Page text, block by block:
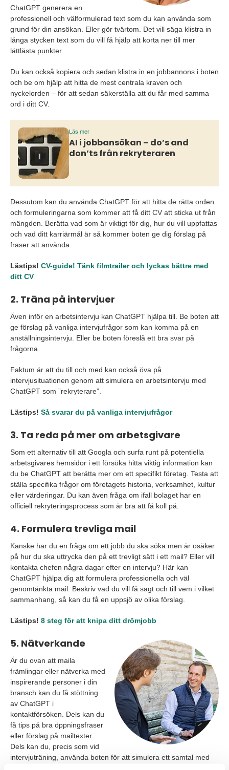
ChatGPT generera en
professionell och välformulerad text som du kan använda som
grund för din ansökan. Eller gör tvärtom. Det vill säga klistra in
långa stycken text som du vill få hjälp att korta ner till mer
lättlästa punkter.
Du kan också kopiera och sedan klistra in en jobbannons i boten
och be om hjälp att hitta de mest centrala kraven och
nyckelorden – för att sedan säkerställa att du får med samma
ord i ditt CV.
Läs mer
AI i jobbansökan – do’s and
don’ts från rekryteraren
Dessutom kan du använda ChatGPT för att hitta de rätta orden
och formuleringarna som kommer att få ditt CV att sticka ut från
mängden. Berätta vad som är viktigt för dig, hur du vill uppfattas
och vad ditt karriärmål är så kommer boten ge dig förslag på
fraser att använda.
Lästips! CV-guide! Tänk filmtrailer och lyckas bättre med
ditt CV
2. Träna på intervjuer
Även inför en arbetsintervju kan ChatGPT hjälpa till. Be boten att
ge förslag på vanliga intervjufrågor som kan komma på en
anställningsintervju. Eller be boten föreslå ett bra svar på
frågorna.
Faktum är att du till och med kan också öva på
intervjusituationen genom att simulera en arbetsintervju med
ChatGPT som ”rekryterare”.
Lästips! Så svarar du på vanliga intervjufrågor
3. Ta reda på mer om arbetsgivare
Som ett alternativ till att Googla och surfa runt på potentiella
arbetsgivares hemsidor i ett försöka hitta viktig information kan
du be ChatGPT att berätta mer om ett specifikt företag. Testa att
ställa specifika frågor om företagets historia, verksamhet, kultur
eller värderingar. Du kan även fråga om ifall bolaget har en
officiell rekryteringsprocess som är bra att få koll på.
4. Formulera trevliga mail
Kanske har du en fråga om ett jobb du ska söka men är osäker
på hur du ska uttrycka den på ett trevligt sätt i ett mail? Eller vill
kontakta chefen några dagar efter en intervju? Här kan
ChatGPT hjälpa dig att formulera professionella och väl
genomtänkta mail. Beskriv vad du vill få sagt och till vem i vilket
sammanhang, så kan du få en uppsjö av olika förslag.
Lästips! 8 steg för att knipa ditt drömjobb
5. Nätverkande
Är du ovan att maila
främlingar eller nätverka med
inspirerande personer i din
bransch kan du få stöttning
av ChatGPT i
kontaktförsöken. Dels kan du
få tips på bra öppningsfraser
eller förslag på mailtexter.
Dels kan du, precis som vid
intervjuträning, använda boten för att simulera ett samtal med